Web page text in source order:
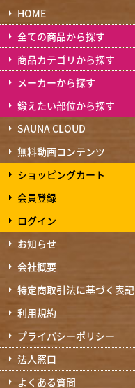
HOME
全ての商品から探す
商品カテゴリから探す
メーカーから探す
鍛えたい部位から探す
SAUNA CLOUD
無料動画コンテンツ
ショッピングカート
会員登録
ログイン
お知らせ
会社概要
特定商取引法に基づく表記
利用規約
プライバシーポリシー
法人窓口
よくある質問